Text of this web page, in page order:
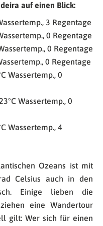
auf einen Blick:
3 Regentage
0 Regentage
0 Regentage
0 Regentage
Wassertemp., 0
Wassertemp., 0
Wassertemp., 4
Ozeans ist mit
Celsius auch in den
Einige lieben die
eine Wandertour
gilt: Wer sich für einen